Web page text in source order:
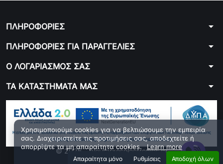
ΠΛΗΡΟΦΟΡΙΕΣ arrow_drop_down
ΠΛΗΡΟΦΟΡΙΕΣ ΓΙΑ ΠΑΡΑΓΓΕΛΙΕΣ arrow_drop_down
Ο ΛΟΓΑΡΙΑΣΜΟΣ ΣΑΣ arrow_drop_down
ΤΑ ΚΑΤΑΣΤΗΜΑΤΑ ΜΑΣ arrow_drop_down
Χρησιμοποιούμε cookies για να βελτιώσουμε την εμπειρία
σας. Διαχειριστείτε τις προτιμήσεις σας, αποδεχτείτε ή
απορρίψτε τα μη απαραίτητα cookies. Learn more
Aπαραίτητα μόνο Ρυθμίσεις Αποδοχή όλων
© 2026 - ploutarxoselectronics.gr
Developed by 01generator